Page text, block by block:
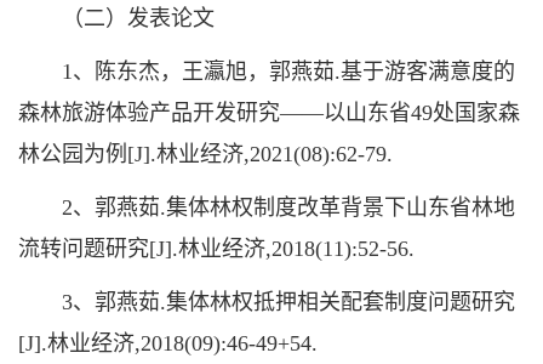
（二）发表论文
1、陈东杰，王瀛旭，郭燕茹.基于游客满意度的
森林旅游体验产品开发研究——以山东省49处国家森
林公园为例[J].林业经济,2021(08):62-79.
2、郭燕茹.集体林权制度改革背景下山东省林地
流转问题研究[J].林业经济,2018(11):52-56.
3、郭燕茹.集体林权抵押相关配套制度问题研究
[J].林业经济,2018(09):46-49+54.